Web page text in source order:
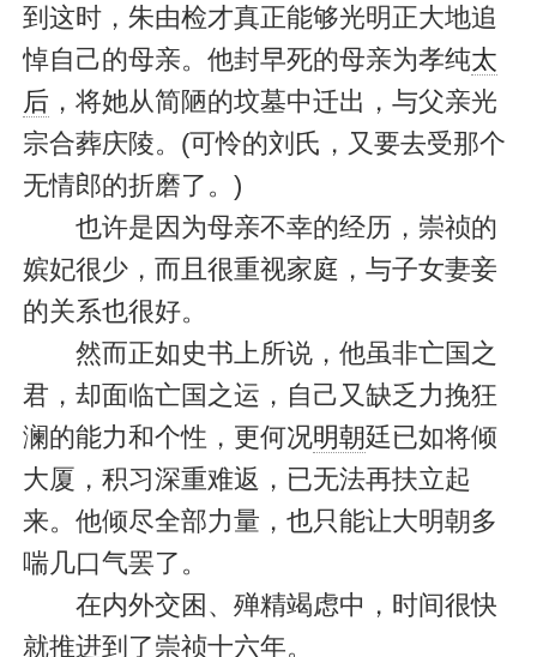
到这时，朱由检才真正能够光明正大地追
悼自己的母亲。他封早死的母亲为孝纯太
后 ，将她从简陋的坟墓中迁出，与父亲光
宗合葬庆陵。(可怜的刘氏，又要去受那个
无情郎的折磨了。)
也许是因为母亲不幸的经历，崇祯的
嫔妃很少，而且很重视家庭，与子女妻妾
的关系也很好。
然而正如史书上所说，他虽非亡国之
君，却面临亡国之运，自己又缺乏力挽狂
澜的能力和个性，更何况明朝廷已如将倾
大厦，积习深重难返，已无法再扶立起
来。他倾尽全部力量，也只能让大明朝多
喘几口气罢了。
在内外交困、殚精竭虑中，时间很快
就推进到了崇祯十六年。